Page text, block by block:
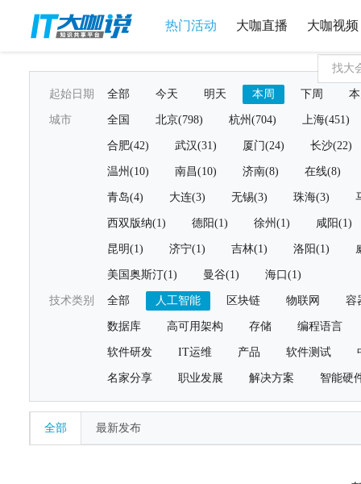
热门活动 大咖直播 大咖视频
起始日期 全部 今天 明天 本周 下周
城市 全国 北京(798) 杭州(704) 上海(451)
合肥(42) 武汉(31) 厦门(24) 长沙(22)
温州(10) 南昌(10) 济南(8) 在线(8)
青岛(4) 大连(3) 无锡(3) 珠海(3)
西双版纳(1) 德阳(1) 徐州(1) 咸阳(1)
昆明(1) 济宁(1) 吉林(1) 洛阳(1)
美国奥斯汀(1) 曼谷(1) 海口(1)
技术类别 全部 人工智能 区块链 物联网 容
数据库 高可用架构 存储 编程语言
软件研发 IT运维 产品 软件测试
名家分享 职业发展 解决方案 智能硬
全部 最新发布